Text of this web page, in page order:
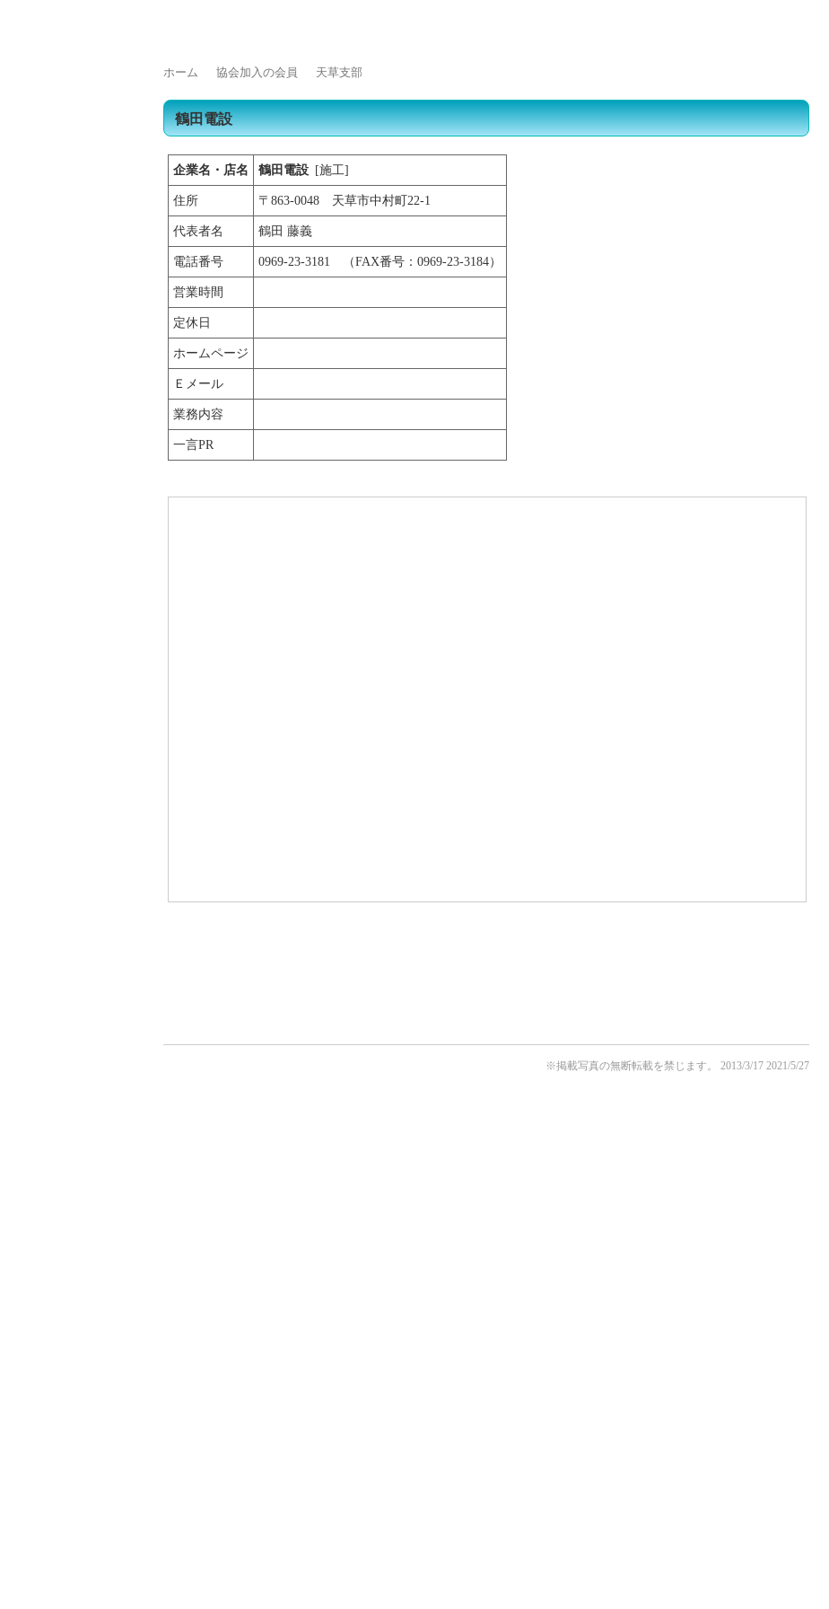
ホーム 協会加入の会員 天草支部
鶴田電設
企業名・店名 鶴田電設 [施工]
住所 〒863-0048 天草市中村町22-1
代表者名 鶴田 藤義
電話番号 0969-23-3181 （FAX番号：0969-23-3184）
営業時間
定休日
ホームページ
Ｅメール
業務内容
一言PR
※掲載写真の無断転載を禁じます。 2013/3/17 2021/5/27